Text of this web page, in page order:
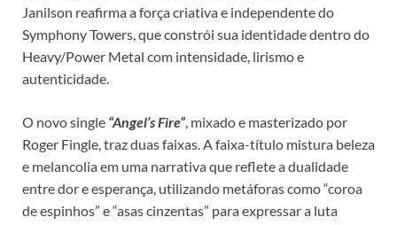
Janilson reafirma a força criativa e independente do
Symphony Towers, que constrói sua identidade dentro do
Heavy/Power Metal com intensidade, lirismo e
autenticidade.​
O novo single “Angel’s Fire”, mixado e masterizado por
Roger Fingle, traz duas faixas. A faixa-título mistura beleza
e melancolia em uma narrativa que reflete a dualidade
entre dor e esperança, utilizando metáforas como “coroa
de espinhos” e “asas cinzentas” para expressar a luta